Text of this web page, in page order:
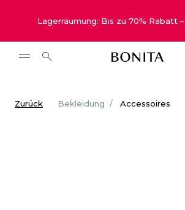
Lagerräumung: Bis zu 70% Rabatt –
Zurück Bekleidung Accessoires